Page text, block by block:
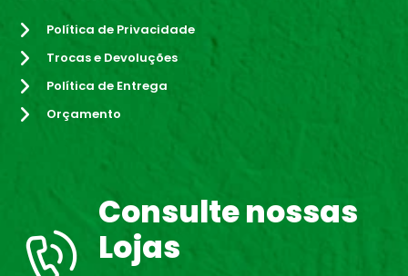
Política de Privacidade
Trocas e Devoluções
Política de Entrega
Orçamento
Consulte nossas
Lojas